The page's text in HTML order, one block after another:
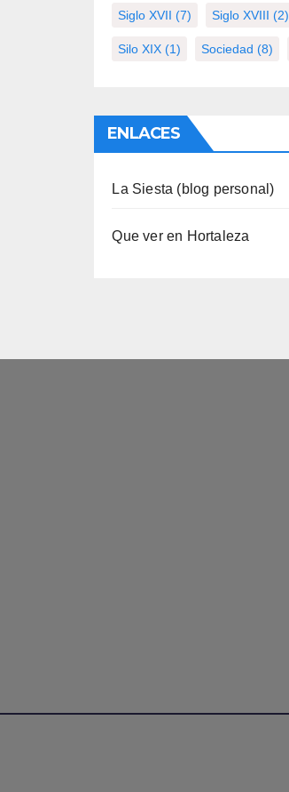
Siglo XVII (7) Siglo XVIII (2)
Silo XIX (1) Sociedad (8)
ENLACES
La Siesta (blog personal)
Que ver en Hortaleza